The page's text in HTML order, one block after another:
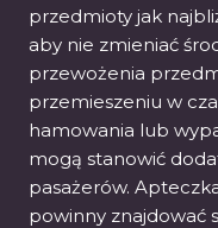
przedmioty jak
aby nie zmieniać
przewożenia
przemieszeniu w
hamowania lub
mogą stanowić
pasażerów.
powinny znajdować